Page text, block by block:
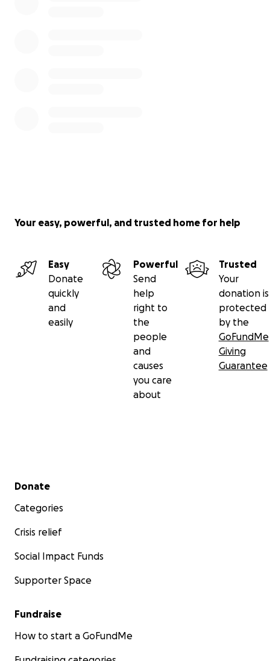
Your easy, powerful, and trusted home for help
Easy
Donate
quickly
and
easily
Powerful
Send
help
right to
the
people
and
causes
you care
about
Trusted
Your
donation is
protected
by the
GoFundMe
Giving
Guarantee
Secondary menu
Donate
Categories
Crisis relief
Social Impact Funds
Supporter Space
Fundraise
How to start a GoFundMe